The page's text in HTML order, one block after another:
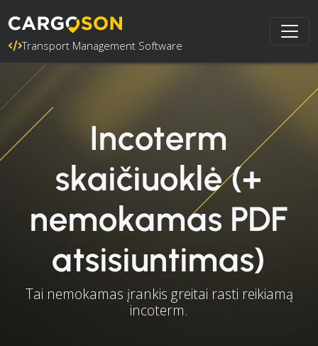
Transport Management Software
Incoterm
skaičiuoklė (+
nemokamas PDF
atsisiuntimas)
Tai nemokamas įrankis greitai rasti reikiamą
incoterm.